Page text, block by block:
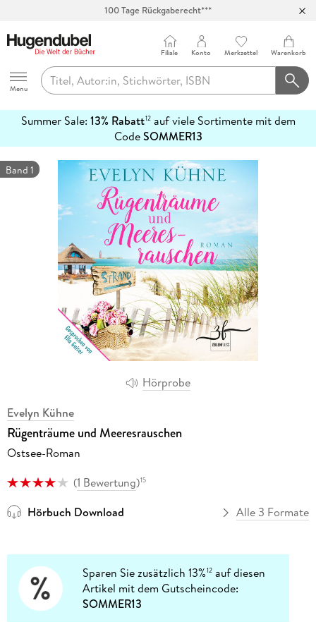
100 Tage Rückgaberecht***
Hugendubel
Menu
Filiale Konto Merkzettel Warenkorb
Summer Sale: 13% Rabatt12auf viele Sortimente mit dem
CodeSOMMER13
erfahren
Hörprobe
Band 1
Evelyn Kühne
Rügenträume und Meeresrauschen
Ostsee-Roman
(1 Bewertung)15
Hörbuch Download Alle 3 Formate
Sparen Sie zusätzlich 13%12 auf diesen
Artikel mit dem Gutscheincode:
SOMMER13